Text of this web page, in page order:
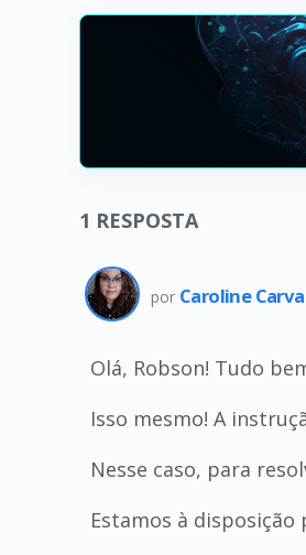
1 RESPOSTA
por Caroline
Olá, Robson! Tudo
Isso mesmo! A
Nesse caso, para
Estamos à